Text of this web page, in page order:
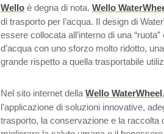
Wello è degna di nota. Wello
di trasporto per l’acqua. Il design di
essere collocata all’interno di una
d’acqua con uno sforzo molto ridotto,
grande rispetto a quella trasportabile
Nel sito internet della Wello WaterWheel
l’applicazione di soluzioni innovative,
trasporto, la conservazione e la raccolta